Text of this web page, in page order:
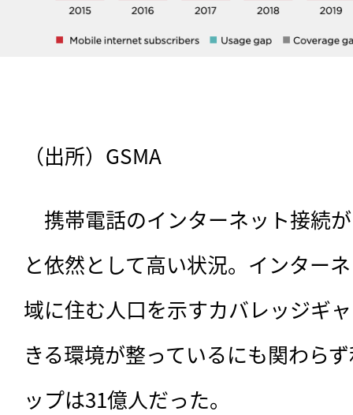
（出所）GSMA
携帯電話のインターネット接続
と依然として高い状況。インター
域に住む人口を示すカバレッジギ
きる環境が整っているにも関わら
ップは31億人だった。